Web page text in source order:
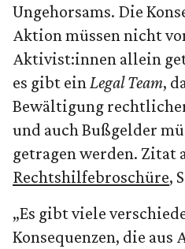
Ungehorsams. Die
Aktion müssen nicht
Aktivist:innen allein
es gibt ein Legal Team,
Bewältigung
und auch Bußgelder
getragen werden. Zitat
Rechtshilfebroschüre,
„Es gibt viele
Konsequenzen, die aus